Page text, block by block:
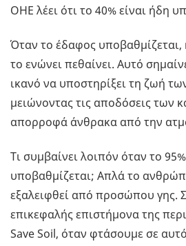
ΟΗΕ λέει ότι το 40% είναι ήδη
Όταν το έδαφος
το ενώνει πεθαίνει. Αυτό
ικανό να υποστηρίξει τη ζωή
μειώνοντας τις αποδόσεις των
απορροφά άνθρακα από την
Τι συμβαίνει λοιπόν όταν το
υποβαθμίζεται; Απλά το
εξαλειφθεί από προσώπου γης.
επικεφαλής επιστήμονα της
Save Soil, όταν φτάσουμε σε